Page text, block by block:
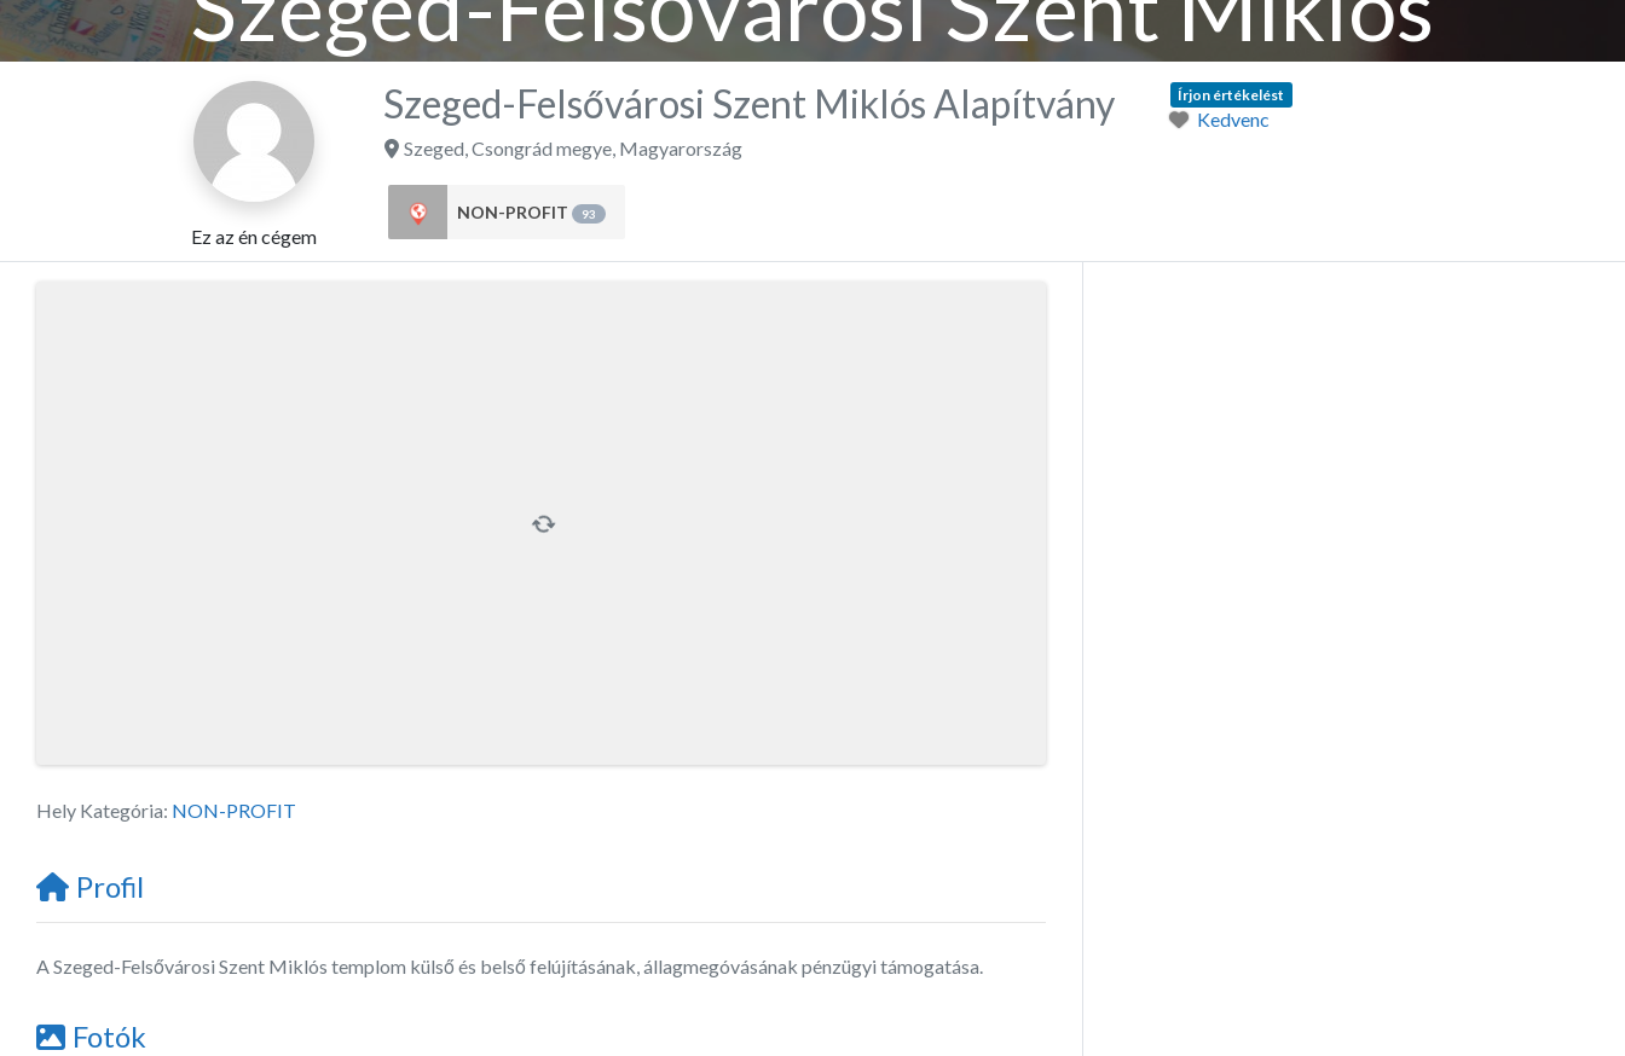
Alapítvány
Ez az én cégem
Szeged-Felsővárosi Szent Miklós Alapítvány
Szeged,Csongrád megye, Magyarország
NON-PROFIT 93
Írjon értékelést
Kedvenc
Hely Kategória: NON-PROFIT
Profil
A Szeged-Felsővárosi Szent Miklós templom külső és belső felújításának, állagmegóvásának pénzügyi támogatása.
Fotók